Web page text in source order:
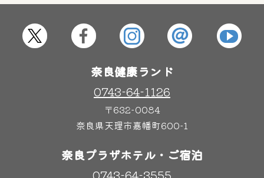
屋内レジャープール グルメ
奈良わんぱくランド奈良健康ランド
0743-64-1126
〒632-0084
奈良県天理市嘉幡町600-1
奈良プラザホテル・ご宿泊